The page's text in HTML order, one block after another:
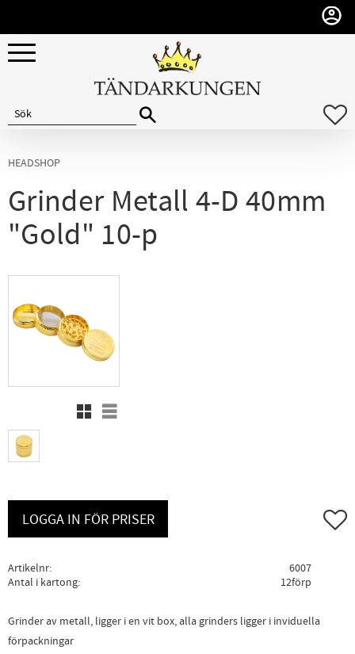
Meny
HEADSHOP
Grinder Metall 4-D 40mm
"Gold" 10-p
Rutnätsvy
Listvy
LOGGA IN FÖR PRISER Lägg
Artikelnr
6007
Antal i kartong
12förp
Grinder av metall, ligger i en vit box, alla grinders ligger i inviduella
förpackningar